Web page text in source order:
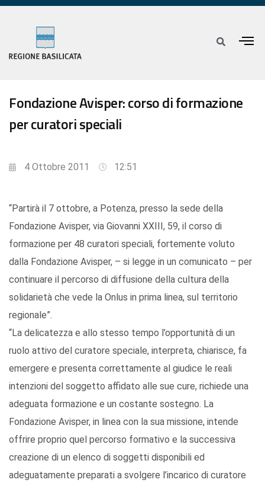
Fondazione Avisper: corso di formazione
per curatori speciali
4 Ottobre 2011 12:51
“Partirà il 7 ottobre, a Potenza, presso la sede della
Fondazione Avisper, via Giovanni XXIII, 59, il corso di
formazione per 48 curatori speciali, fortemente voluto
dalla Fondazione Avisper, – si legge in un comunicato – per
continuare il percorso di diffusione della cultura della
solidarietà che vede la Onlus in prima linea, sul territorio
regionale”.
“La delicatezza e allo stesso tempo l’opportunità di un
ruolo attivo del curatore speciale, interpreta, chiarisce, fa
emergere e presenta correttamente al giudice le reali
intenzioni del soggetto affidato alle sue cure, richiede una
adeguata formazione e un costante sostegno. La
Fondazione Avisper, in linea con la sua missione, intende
offrire proprio quel percorso formativo e la successiva
creazione di un elenco di soggetti disponibili ed
adeguatamente preparati a svolgere l’incarico di curatore